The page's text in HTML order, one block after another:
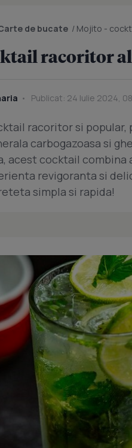
de bucate / Mojito -
racoritor
Publicat: 24 Iulie 2024,
racoritor si popular,
carbogazoasa si
acest cocktail
revigoranta si
simpla si rapida!